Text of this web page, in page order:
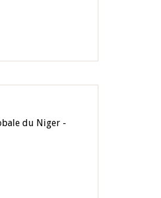
du Niger -